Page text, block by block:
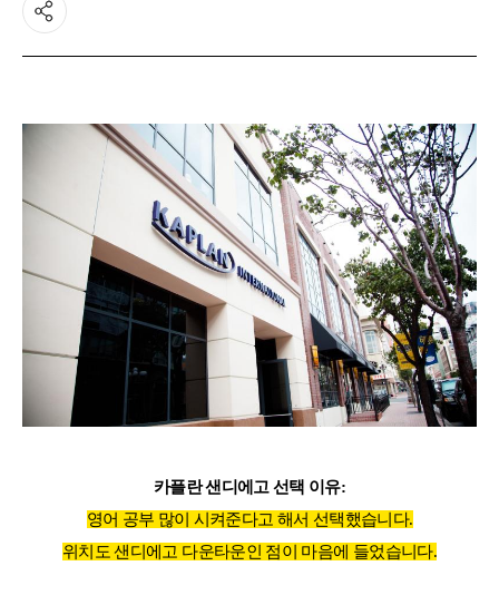
종로유학원
몰타
어학연수 정보
카플란 샌디에고 선택 이유:
영어 공부 많이 시켜준다고 해서 선택했습니다.
위치도 샌디에고 다운타운인 점이 마음에 들었습니다.